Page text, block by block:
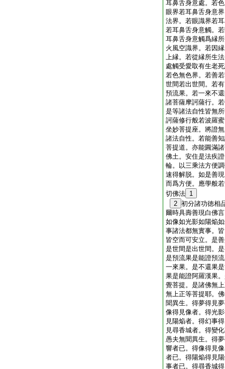
耳鼻舌身意處。若
眼界若耳鼻舌身意
法界。若眼識界若
若耳鼻舌身意觸。
耳鼻舌身意觸爲縁
火風空識界。若因
上縁。若從縁所生
處觸受愛取有生老
若色無色界。若善
世間若出世間。若
預流果。若一來不
諸菩薩摩訶薩行。
是等諸法自性皆無
訶薩修行般若波羅
坐妙菩提座。將證
諸法自性。若能善
菩提道。亦能圓滿
佛土。安住是法疾
輪。以三乘法方便
速得解脱。如是善
而爲方便。應學般
切佛法 1
2 初分諸功徳相
爾時具壽善現白佛
如像如光影如陽焔
事諸法都無實事。
皆空而可安立。是
是世間是出世間。
是預流果是能證預
一來果。是不還果
果是能證阿羅漢果
覺菩提。是諸佛無
無上正等菩提耶。
聞異生。得夢得見
像得見像者。得光
見陽焔者。得幻事
見尋香城者。得變
愚夫無聞異生。得
響者已。得像得見
者已。得陽焔得見
事者已。得尋香城